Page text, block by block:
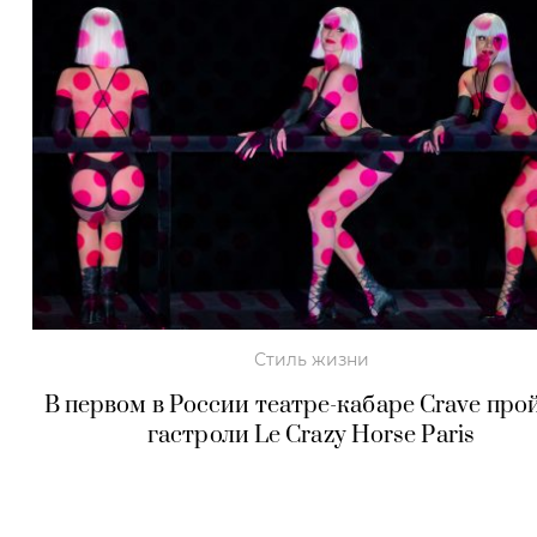
Стиль жизни
В первом в России театре-кабаре Сrave
гастроли Le Crazy Horse Paris